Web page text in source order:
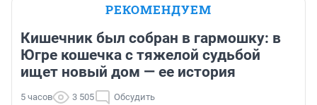
РЕКОМЕНДУЕМ
Кишечник был собран в гармошку: в
Югре кошечка с тяжелой судьбой
ищет новый дом — ее история
5 часов 3 505 Обсудить